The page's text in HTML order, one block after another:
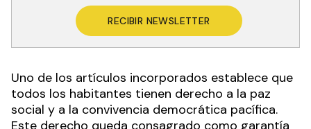
RECIBIR NEWSLETTER
Uno de los artículos incorporados establece que
todos los habitantes tienen derecho a la paz
social y a la convivencia democrática pacífica.
Este derecho queda consagrado como garantía